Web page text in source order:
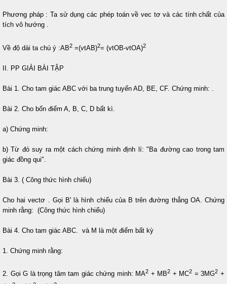
Phương pháp : Ta sử dụng các phép toán về vec tơ và các tính chất của
tích vô hướng .
Về độ dài ta chú ý :AB2 =(vtAB)2= (vtOB-vtOA)2
II. PP GIẢI BÀI TẬP
Bài 1. Cho tam giác ABC với ba trung tuyến AD, BE, CF. Chứng minh:
Bài 2. Cho bốn điểm A, B, C, D bất kì.
a) Chứng minh:
b) Từ đó suy ra một cách chứng minh định lí: "Ba đường cao trong tam
giác đồng qui".
Bài 3. ( Công thức hình chiếu)
Cho hai vectơ
. Gọi B' là hình chiếu của B trên đường thẳng OA. Chứng
minh rằng: (Công thức hình chiếu)
Bài 4. Cho tam giác ABC. và M là một điểm bất kỳ
1. Chứng minh rằng:
2. Gọi G là trọng tâm tam giác chứng minh: MA2 + MB2 + MC2 = 3MG2 +